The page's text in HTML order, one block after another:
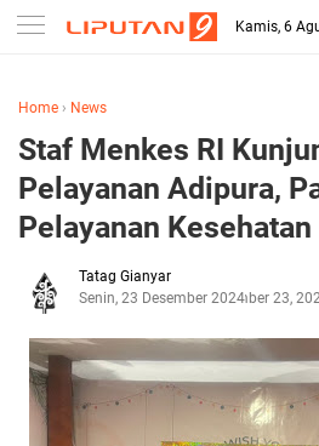
Kamis, 6
Home › News
Staf Menkes RI
Pelayanan Adipura,
Pelayanan
Tatag Gianyar
Senin, 23 Desember 2024Desember 23,